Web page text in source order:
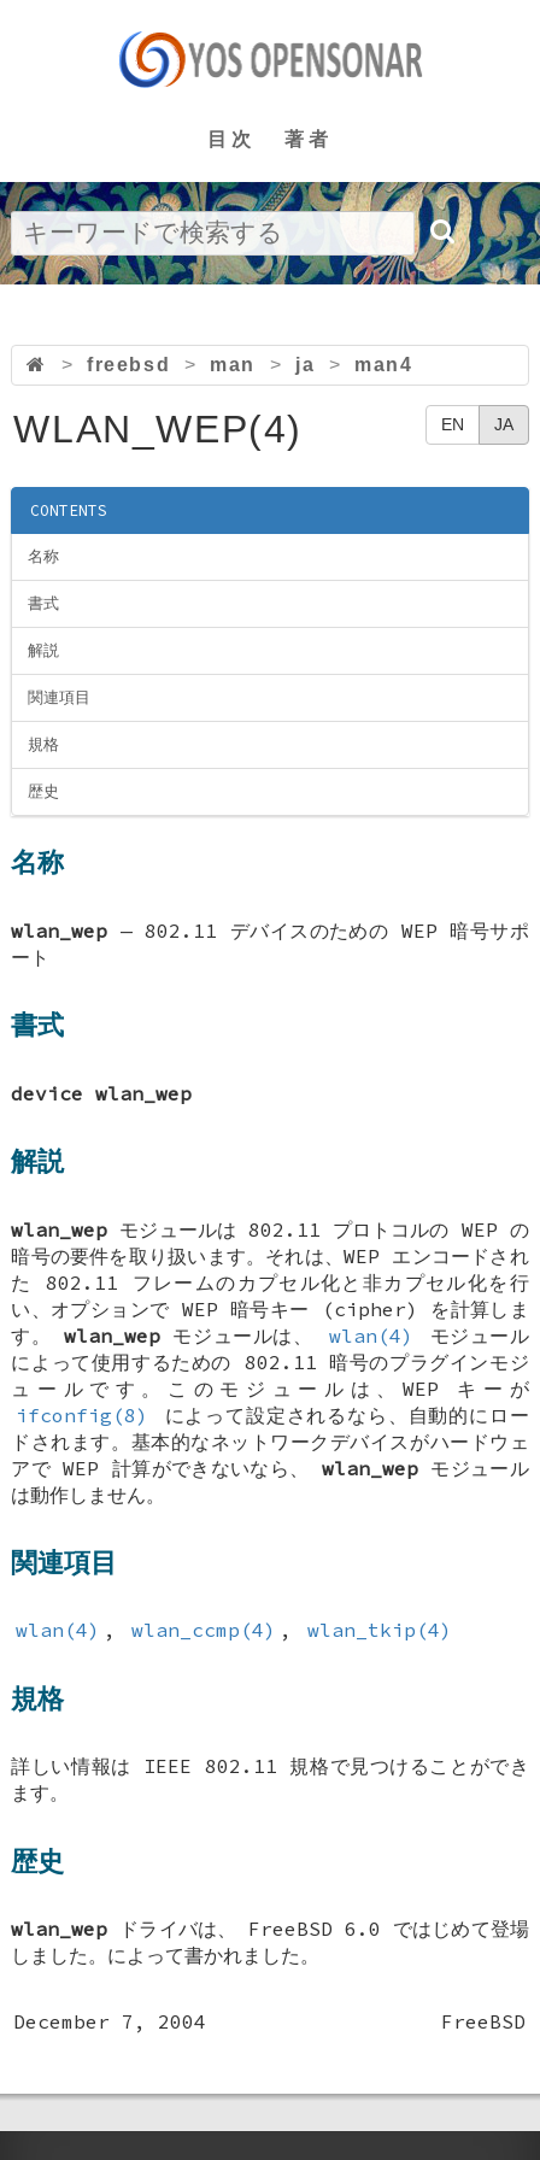
目次 著者
> freebsd > man > ja > man4
EN JA
WLAN_WEP(4)
CONTENTS
名称
書式
解説
関連項目
規格
歴史
名称
wlan_wep —802.11 デバイスのための WEP 暗号サポ
ート
書式
device wlan_wep
解説
wlan_wep モジュールは 802.11 プロトコルの WEP の
暗号の要件を取り扱います。それは、WEP エンコードされ
た 802.11 フレームのカプセル化と非カプセル化を行
い、オプションで WEP 暗号キー (cipher) を計算しま
す。 wlan_wepモジュールは、 wlan(4)
モジュール
によって使用するための 802.11 暗号のプラグインモジ
ュールです。このモジュールは、WEP キーが
ifconfig(8)
によって設定されるなら、自動的にロー
ドされます。基本的なネットワークデバイスがハードウェ
アで WEP 計算ができないなら、 wlan_wepモジュール
は動作しません。
関連項目
wlan(4) , wlan_ccmp(4) , wlan_tkip(4)
規格
詳しい情報は IEEE 802.11 規格で見つけることができ
ます。
歴史
wlan_wep ドライバは、 FreeBSD 6.0
ではじめて登場
しました。によって書かれました。
December 7, 2004 FreeBSD